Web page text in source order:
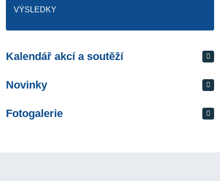
VÝSLEDKY
Kalendář akcí a soutěží
Novinky
Fotogalerie